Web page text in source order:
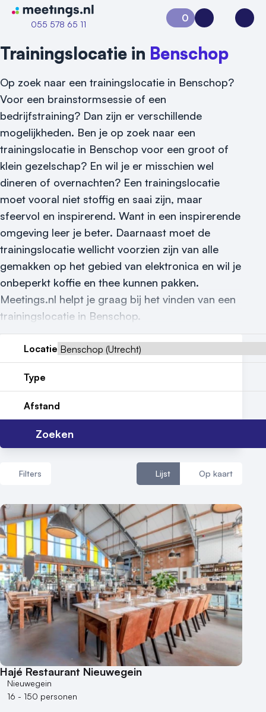
Naar home van Meetings
055 578 65 11
Vraag locatie aan
Locatiegids
Meld locatie aan
Nieuws
Reviews (5⭐️)
Contact
0
Aanvraag 0Inloggen
Trainingslocatie in Benschop
Op zoek naar een trainingslocatie in Benschop?
Voor een brainstormsessie of een
bedrijfstraining? Dan zijn er verschillende
mogelijkheden. Ben je op zoek naar een
trainingslocatie in Benschop voor een groot of
klein gezelschap? En wil je er misschien wel
dineren of overnachten? Een trainingslocatie
moet vooral niet stoffig en saai zijn, maar
sfeervol en inspirerend. Want in een inspirerende
omgeving leer je beter. Daarnaast moet de
trainingslocatie wellicht voorzien zijn van alle
gemakken op het gebied van elektronica en wil je
onbeperkt koffie en thee kunnen pakken.
Meetings.nl helpt je graag bij het vinden van een
trainingslocatie in Benschop.
Locatie
Type
Afstand
Zoeken
Filters Lijst Op kaart
Aantal zalen
1 - 5 zalen
6 - 10 zalen
10 of meer zalen
Aantal personen
1 - 50 personen
50 - 100 personen
100 - 250 personen
250 - 500 personen
500+ personen
Bijzondere locaties
Hajé Restaurant Nieuwegein
Nieuwegein
16 - 150 personen